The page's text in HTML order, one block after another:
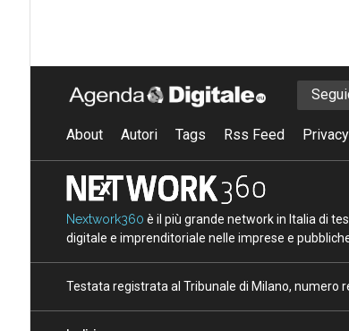
About Autori Tags Rss Feed
Nextwork360 è il più grande network in Italia di
digitale e imprenditoriale nelle imprese e
Testata registrata al Tribunale di Milano, numero